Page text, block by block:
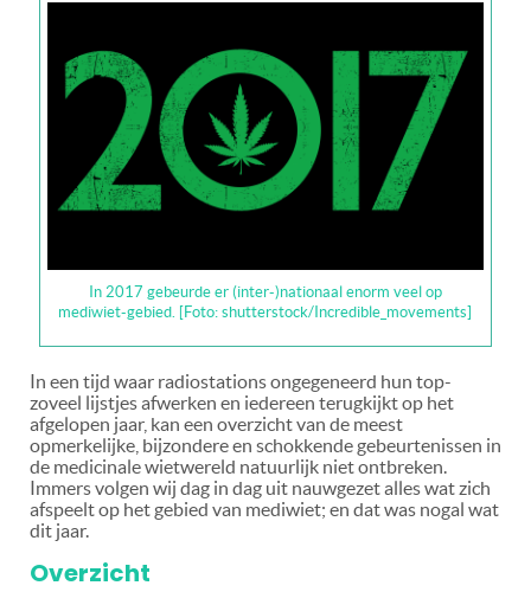
In 2017 gebeurde er (inter-)nationaal enorm veel op
mediwiet-gebied. [Foto: shutterstock/Incredible_movements]
In een tijd waar radiostations ongegeneerd hun top-
zoveel lijstjes afwerken en iedereen terugkijkt op het
afgelopen jaar, kan een overzicht van de meest
opmerkelijke, bijzondere en schokkende gebeurtenissen in
de medicinale wietwereld natuurlijk niet ontbreken.
Immers volgen wij dag in dag uit nauwgezet alles wat zich
afspeelt op het gebied van mediwiet; en dat was nogal wat
dit jaar.
Overzicht